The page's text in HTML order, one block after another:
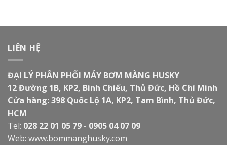
LIÊN HỆ
ĐẠI LÝ PHÂN PHỐI MÁY BƠM MÀNG HUSKY
12 Đường 1B, KP2, Bình Chiểu, Thủ Đức, Hồ Chí Minh
Cửa hàng: 398 Quốc Lộ 1A, KP2, Tam Bình, Thủ Đức,
HCM
Tel: 028 22 01 05 79 - 0905 04 07 09
Web: www.bommanghusky.com